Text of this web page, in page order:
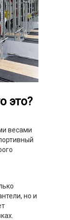
это?
весами
но и